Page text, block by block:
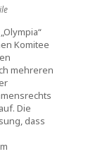
Komitee
mehreren
Die
dass